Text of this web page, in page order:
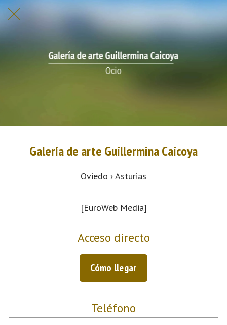
Galería de arte Guillermina Caicoya
Oviedo › Asturias
[EuroWeb Media]
Acceso directo
Cómo llegar
Teléfono